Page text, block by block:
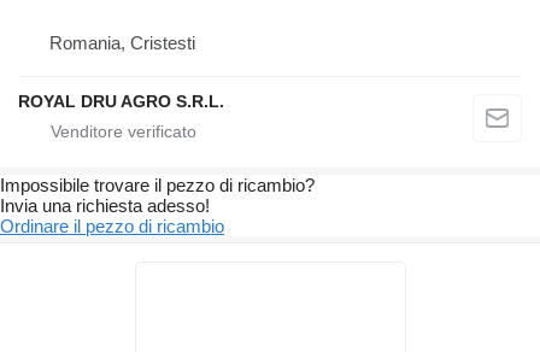
Romania, Cristesti
ROYAL DRU AGRO S.R.L.
Impossibile trovare il pezzo di ricambio?
Invia una richiesta adesso!
Ordinare il pezzo di ricambio